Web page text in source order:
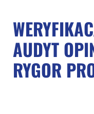
AUDYT
RYGOR